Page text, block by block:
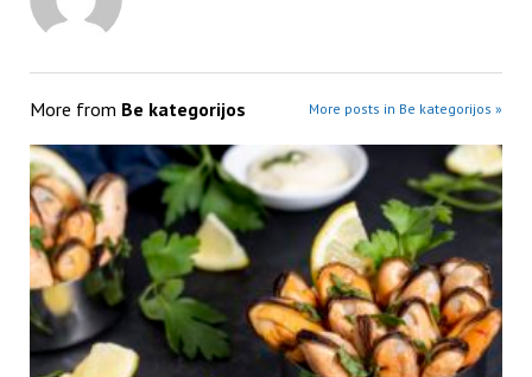
More from Be kategorijos More posts in Be kategorijos »